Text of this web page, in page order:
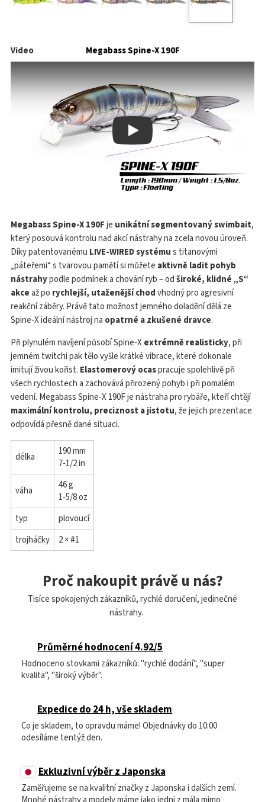
Video Megabass Spine-X 190F
Play
Megabass Spine-X 190Fje unikátní segmentovaný swimbait,
který posouvá kontrolu nad akcí nástrahy na zcela novou úroveň.
Díky patentovanému LIVE-WIRED systémus titanovými
„páteřemi“ s tvarovou pamětí si můžete aktivně ladit pohyb
nástrahypodle podmínek a chování ryb – odširoké, klidné „S“
akceaž po rychlejší, utaženější chodvhodný pro agresivní
reakční záběry. Právě tato možnost jemného doladění dělá ze
Spine-X ideální nástroj na opatrné a zkušené dravce.
Při plynulém navíjení působí Spine-Xextrémně realisticky, při
jemném twitchi pak tělo vyšle krátké vibrace, které dokonale
imitují živou kořist. Elastomerový ocaspracuje spolehlivě při
všech rychlostech a zachovává přirozený pohyb i při pomalém
vedení. Megabass Spine-X 190F je nástraha pro rybáře, kteří chtějí
maximální kontrolu, preciznost a jistotu, že jejich prezentace
odpovídá přesně dané situaci.
délka
190 mm
7-1/2 in
váha
46 g
1-5/8 oz
typ
plovoucí
trojháčky
2 × #1
Proč nakoupit právě u nás?
Tisíce spokojených zákazníků, rychlé doručení, jedinečné
nástrahy.
Průměrné hodnocení 4.92/5
Hodnoceno stovkami zákazníků: "rychlé dodání", "super
kvalita", "široký výběr".
Expedice do 24 h, vše skladem
Co je skladem, to opravdu máme! Objednávky do 10:00
odesíláme tentýž den.
Exkluzivní výběr z Japonska
Zaměřujeme se na kvalitní značky z Japonska i dalších zemí.